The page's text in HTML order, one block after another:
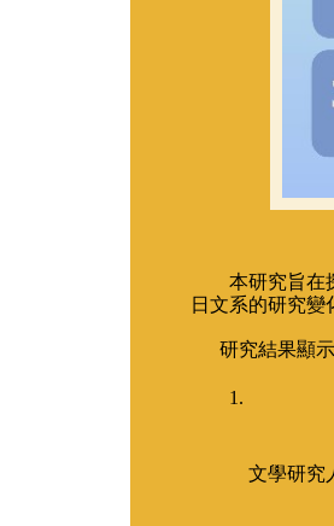
本研究旨在
日文系的研究
研究結果顯
文學研究